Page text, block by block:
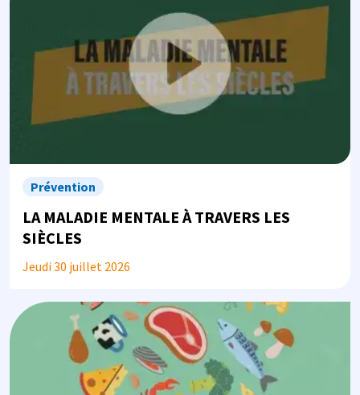
Prévention
LA MALADIE MENTALE À TRAVERS LES
SIÈCLES
Jeudi 30 juillet 2026
Image